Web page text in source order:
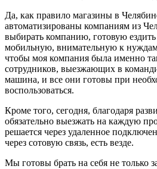
Да, как правило магазины в
автоматизированы компаниям из
выбирать компанию, готовую
мобильную, внимательную к
чтобы моя компания была именно
сотрудников, выезжающих в
машина, и все они готовы при
воспользоваться.
Кроме того, сегодня, благодаря
обязательно выезжать на каждую
решается через удаленное
через сотовую связь, есть везде.
Мы готовы брать на себя не только